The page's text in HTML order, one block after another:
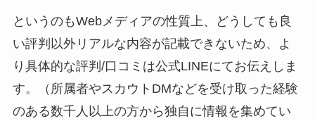
というのもWebメディアの性質上、どうしても良
い評判以外リアルな内容が記載できないため、よ
り具体的な評判/口コミは公式LINEにてお伝えしま
す。（所属者やスカウトDMなどを受け取った経験
のある数千人以上の方から独自に情報を集めてい